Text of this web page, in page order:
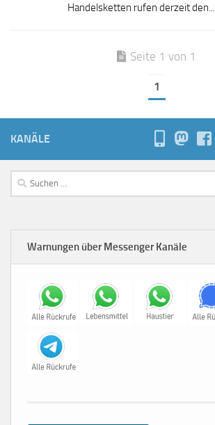
Handelsketten rufen derzeit den...
Seite 1 von 1
1
KANÄLE
Suchen
nach:
Warnungen über Messenger Kanäle